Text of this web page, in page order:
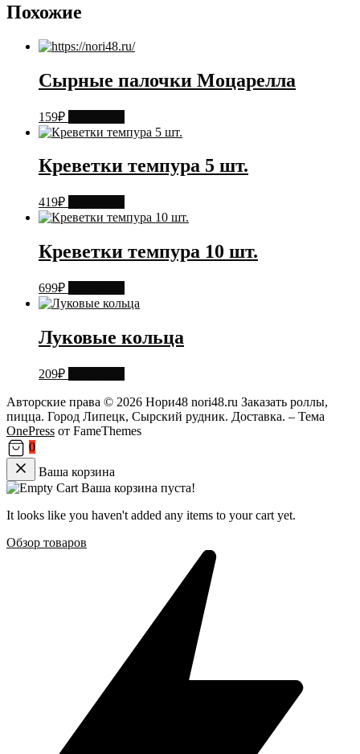
Похожие
Сырные палочки Моцарелла
159₽
Креветки темпура 5 шт.
419₽
Креветки темпура 10 шт.
699₽
Луковые кольца
209₽
Авторские права © 2026 Нори48 nori48.ru Заказать роллы,
пицца. Город Липецк, Сырский рудник. Доставка. – Тема
OnePress от FameThemes
0
Ваша корзина
Ваша корзина пуста!
It looks like you haven't added any items to your cart yet.
Обзор товаров